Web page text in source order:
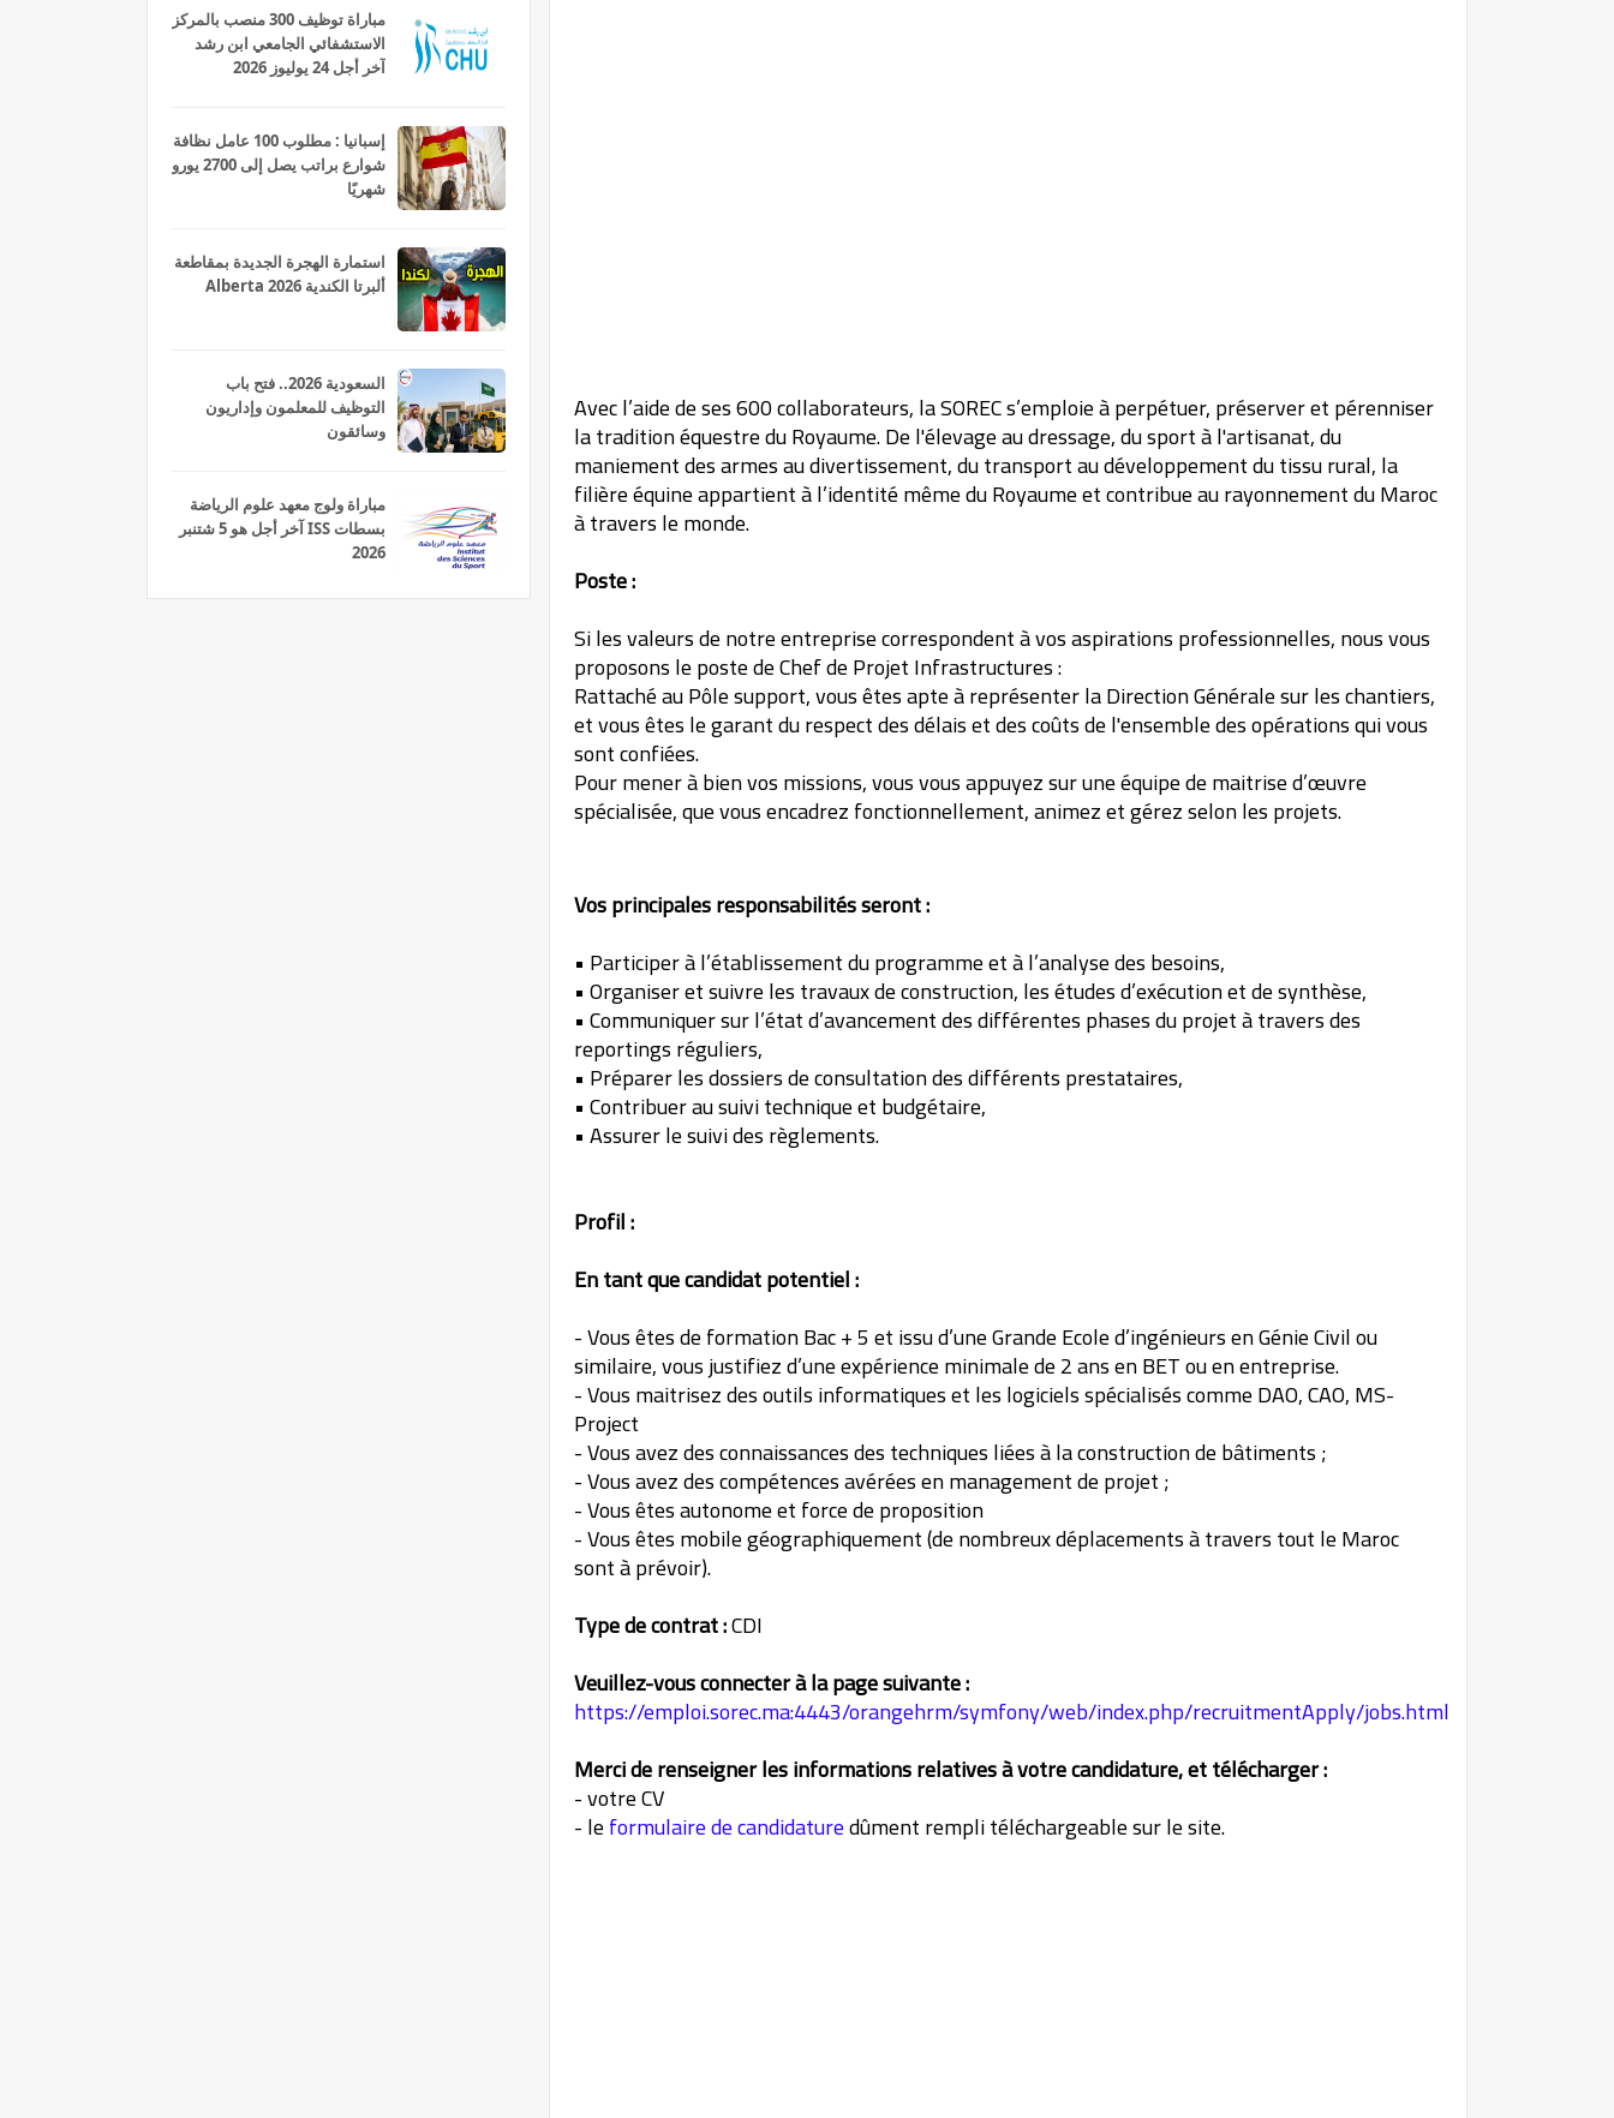
Avec l’aide de ses 600 collaborateurs, la SOREC s’emploie à perpétuer, préserver et pérenniser
la tradition équestre du Royaume. De l'élevage au dressage, du sport à l'artisanat, du
maniement des armes au divertissement, du transport au développement du tissu rural, la
filière équine appartient à l’identité même du Royaume et contribue au rayonnement du Maroc
à travers le monde.
Poste :
Si les valeurs de notre entreprise correspondent à vos aspirations professionnelles, nous vous
proposons le poste de Chef de Projet Infrastructures :
Rattaché au Pôle support, vous êtes apte à représenter la Direction Générale sur les chantiers,
et vous êtes le garant du respect des délais et des coûts de l'ensemble des opérations qui vous
sont confiées.
Pour mener à bien vos missions, vous vous appuyez sur une équipe de maitrise d’œuvre
spécialisée, que vous encadrez fonctionnellement, animez et gérez selon les projets.
Vos principales responsabilités seront :
• Participer à l’établissement du programme et à l’analyse des besoins,
• Organiser et suivre les travaux de construction, les études d’exécution et de synthèse,
• Communiquer sur l’état d’avancement des différentes phases du projet à travers des
reportings réguliers,
• Préparer les dossiers de consultation des différents prestataires,
• Contribuer au suivi technique et budgétaire,
• Assurer le suivi des règlements.
Profil :
En tant que candidat potentiel :
- Vous êtes de formation Bac + 5 et issu d’une Grande Ecole d’ingénieurs en Génie Civil ou
similaire, vous justifiez d’une expérience minimale de 2 ans en BET ou en entreprise.
- Vous maitrisez des outils informatiques et les logiciels spécialisés comme DAO, CAO, MS-
Project
- Vous avez des connaissances des techniques liées à la construction de bâtiments ;
- Vous avez des compétences avérées en management de projet ;
- Vous êtes autonome et force de proposition
- Vous êtes mobile géographiquement (de nombreux déplacements à travers tout le Maroc
sont à prévoir).
Type de contrat :CDI
Veuillez-vous connecter à la page suivante :
https://emploi.sorec.ma:4443/orangehrm/symfony/web/index.php/recruitmentApply/jobs.html
Merci de renseigner les informations relatives à votre candidature, et télécharger :
- votre CV
- leformulaire de candidaturedûment rempli téléchargeable sur le site.
مباراة توظيف 300 منصب بالمركز
الاستشفائي الجامعي ابن رشد
آخر أجل 24 يوليوز 2026
إسبانيا : مطلوب 100 عامل نظافة
شوارع براتب يصل إلى 2700 يورو
شهريًا
استمارة الهجرة الجديدة بمقاطعة
ألبرتا الكندية Alberta 2026
السعودية 2026.. فتح باب
التوظيف للمعلمون وإداريون
وسائقون
مباراة ولوج معهد علوم الرياضة
بسطات ISS آخر أجل هو 5 شتنبر
2026